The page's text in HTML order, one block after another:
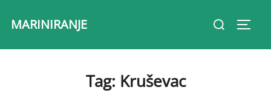
MARINIRANJE
Search
Tag: Kruševac